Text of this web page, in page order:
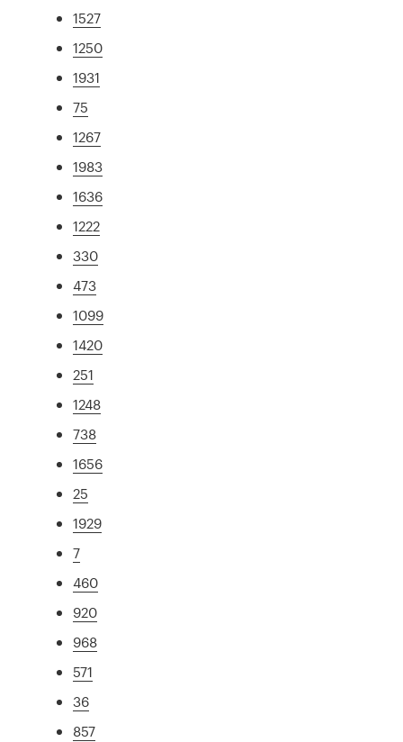
1527
1250
1931
75
1267
1983
1636
1222
330
473
1099
1420
251
1248
738
1656
25
1929
7
460
920
968
571
36
857